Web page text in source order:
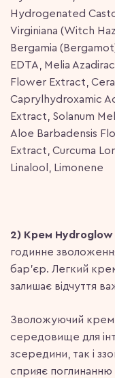
Hydrogenated
Virginiana (Witch
Bergamia
EDTA, Melia
Flower Extract,
Caprylhydroxamic
Extract, Solanum
Aloe Barbadensis
Extract, Curcuma
Linalool, Limonene
2) Крем Hydroglow
годинне
бар’єр. Легкий
залишає відчуття
Зволожуючий
середовище для
зсередини, так і
сприяє поглинанню